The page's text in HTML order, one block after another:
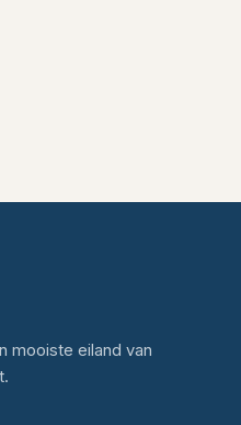
mooiste eiland van